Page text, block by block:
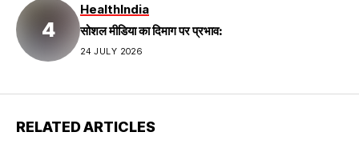
HealthIndia
सोशल मीडिया का दिमाग पर प्रभाव:
24 JULY 2026
RELATED ARTICLES